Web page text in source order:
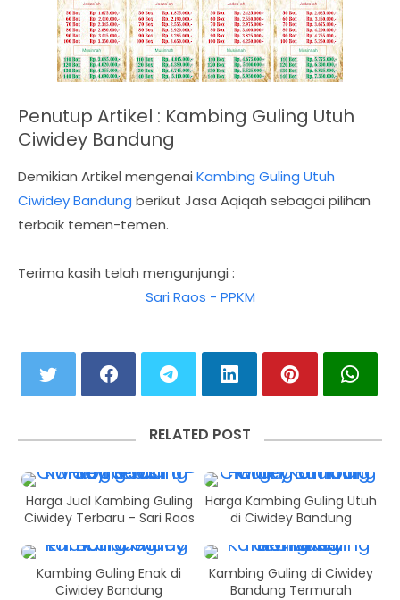
Penutup Artikel : Kambing Guling Utuh
Ciwidey Bandung
Demikian Artikel mengenai Kambing Guling Utuh
Ciwidey Bandung berikut Jasa Aqiqah sebagai pilihan
terbaik temen-temen.
Terima kasih telah mengunjungi :
Sari Raos - PPKM
RELATED POST
Harga Jual Kambing Guling
Ciwidey Terbaru - Sari Raos
Harga Kambing Guling Utuh
di Ciwidey Bandung
Kambing Guling Enak di
Ciwidey Bandung
Kambing Guling di Ciwidey
Bandung Termurah